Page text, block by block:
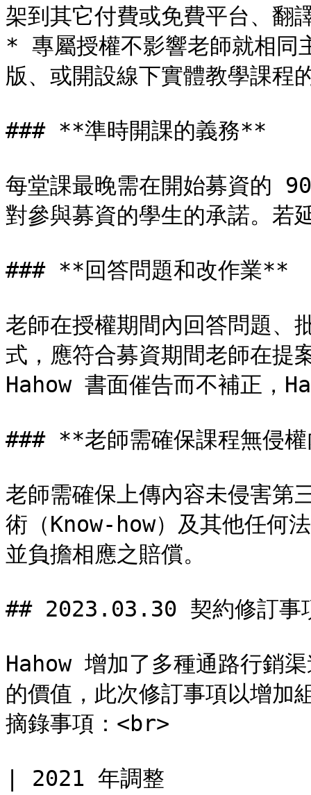
架到其它付費或免費平台、翻
* 專屬授權不影響老師就相同
版、或開設線下實體教學課程
### **準時開課的義務**
每堂課最晚需在開始募資的
對參與募資的學生的承諾。若
### **回答問題和改作業**
老師在授權期間內回答問題、
式，應符合募資期間老師在提
Hahow 書面催告而不補正，
### **老師需確保課程無侵
老師需確保上傳內容未侵害第
術（Know-how）及其他任何
並負擔相應之賠償。
## 2023.03.30 契約修訂事
Hahow 增加了多種通路行銷
的價值，此次修訂事項以增加
摘錄事項：<br>
| 2021 年調整